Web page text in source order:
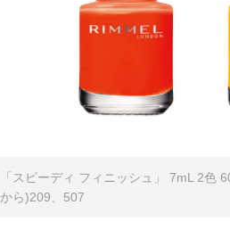
「スピーディ フィニッシュ」 7mL 2
から)209、507